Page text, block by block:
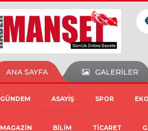
ANA SAYFA GALERİLER
GÜNDEM ASAYİŞ SPOR
MAGAZİN BİLİM TİCARET